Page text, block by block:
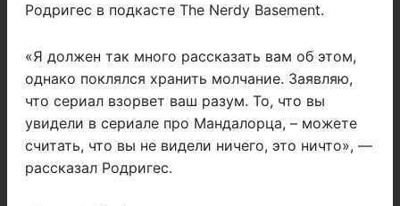
Родригес в подкасте The Nerdy Basement.
«Я должен так много рассказать вам об этом,
однако поклялся хранить молчание. Заявляю,
что сериал взорвет ваш разум. То, что вы
увидели в сериале про Мандалорца, – можете
считать, что вы не видели ничего, это ничто», —
рассказал Родригес.